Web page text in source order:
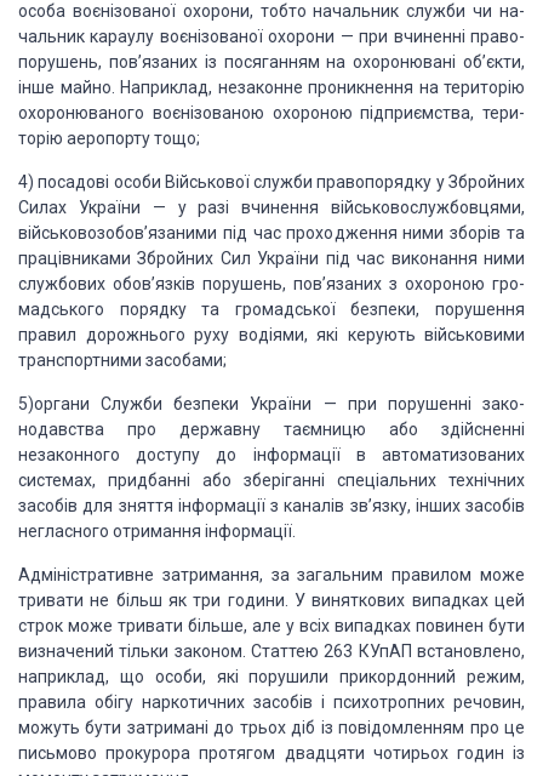
особа воєнізованої охорони, тобто начальник служби чи на­
чальник караулу воєнізованої охорони — при вчиненні право­
порушень, пов’язаних із посяганням на охоронювані об’єкти,
інше майно. Наприклад, незаконне проникнення на територію
охоронюваного воєнізованою охороною підприємства, тери­
торію аеропорту тощо;
4) посадові особи Військовоїслужби правопорядку у Зброй­них
Силах України — у разі вчинення військовослужбовцями,
військовозобов’язаними під час проходження ними зборів та
працівниками Збройних Сил України під час виконання ними
службових обов’язків порушень, пов’язаних з охороною гро­
мадського порядку та громадської безпеки, порушення
правил дорожнього руху водіями, які керують військовими
транспорт­ними засобами;
5)органи Служби безпеки України — при порушенні зако­
нодавства про державну таємницю або здійсненні
незаконного доступу до інформації в автоматизованих
системах, придбанні або зберіганні спеціальних технічних
засобів для зняття інфор­мації з каналів зв’язку, іншихзасобів
негласного отримання інформації.
Адміністративне затримання, за загальним правилом може
тривати не більш яктри години. У виняткових випадках цей
строк може тривати більше, але у всіх випадках повинен бути
визначений тільки законом. Статтею 263 КУпАП встановлено,
наприклад, що особи, які порушили прикордонний режим,
правила обігу наркотичних засобів і психотропних речовин,
можуть бути затримані до трьохдіб із повідомленням про це
письмово прокурора протягом двадцяти чотирьох годин із